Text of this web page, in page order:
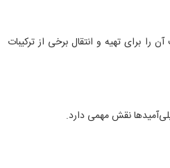
برای تهیه و انتقال برخی از ترکیبات
پلی‌آمیدها نقش مهمی دارد.